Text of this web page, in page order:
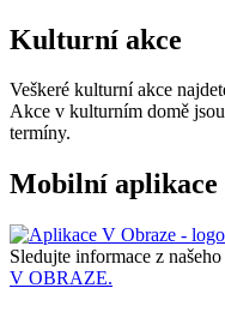
Kulturní akce
Veškeré kulturní akce
Akce v kulturním domě
termíny.
Mobilní aplikace
Sledujte informace z
V OBRAZE.